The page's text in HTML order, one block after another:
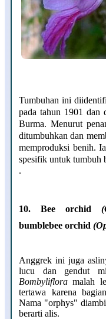
Tumbuhan ini
pada tahun 1901 dan
Burma. Menurut
ditumbuhkan dan
memproduksi benih.
spesifik untuk tumbuh
.
10. Bee orchid
bumblebee orchid
Anggrek ini juga
lucu dan gendut
Bombylifloramalah
tertawa karena
Nama "orphys"
berarti alis.